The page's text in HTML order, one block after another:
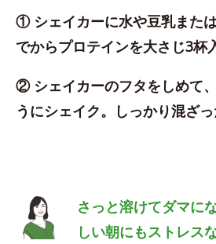
① シェイカーに水や豆乳また
でからプロテインを大さじ3杯
② シェイカーのフタをしめて
うにシェイク。しっかり混ざっ
さっと溶けてダマに
しい朝にもストレス